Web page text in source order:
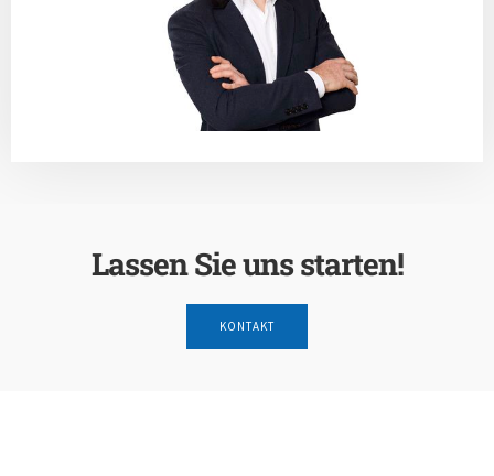
Lassen Sie uns starten!
KONTAKT